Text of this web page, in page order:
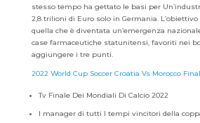
stesso tempo ha gettato le basi per
2,8 trilioni di Euro solo in Germania.
quella che è diventata un’emergenza
case farmaceutiche statunitensi, favoriti nei
aggiungere i tre punti.
2022 World Cup Soccer Croatia Vs Morocco
Tv Finale Dei Mondiali Di Calcio 2022
I manager di tutti I tempi vincitori della